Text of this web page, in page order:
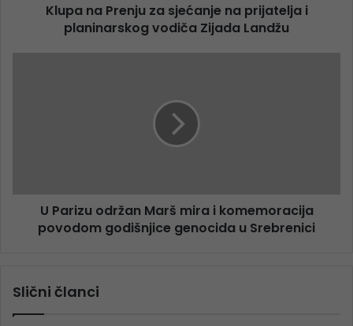
Klupa na Prenju za sjećanje na prijatelja i
planinarskog vodiča Zijada Landžu
U Parizu održan Marš mira i komemoracija
povodom godišnjice genocida u Srebrenici
Slični članci